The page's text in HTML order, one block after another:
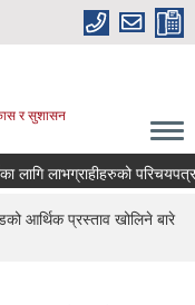
र सुशासन
लागि लाभग्राहीहरुको परिचयपत्र
आर्थिक प्रस्ताव खोलिने बारे